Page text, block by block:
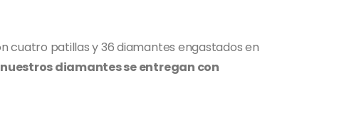
cuatro patillas y 36 diamantes engastados en
diamantes se entregan con